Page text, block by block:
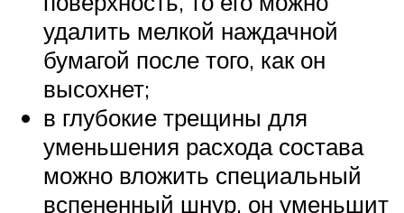
удалить мелкой наждачной
бумагой после того, как он
высохнет;
в глубокие трещины для
уменьшения расхода состава
можно вложить специальный
вспененный шнур, он уменьшит